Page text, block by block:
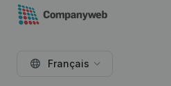
Français